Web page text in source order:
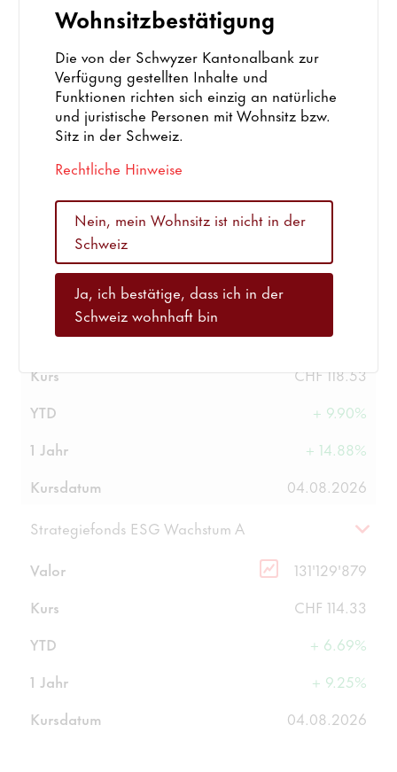
Kursdatum
Strategiefonds ESG Ausgewogen A
Valor
131'129'878
Kurs
YTD
Kursdatum
Strategiefonds ESG Kapitalgewinn A
Valor
131'129'880
Kurs
CHF 118.53
YTD
+ 9.90%
1 Jahr
+ 14.88%
Kursdatum
04.08.2026
Strategiefonds ESG Wachstum A
Valor
131'129'879
Kurs
CHF 114.33
YTD
+ 6.69%
1 Jahr
+ 9.25%
Kursdatum
04.08.2026
Wohnsitzbestätigung
Die von der Schwyzer Kantonalbank zur
Verfügung gestellten Inhalte und
Funktionen richten sich einzig an natürliche
und juristische Personen mit Wohnsitz bzw.
Sitz in der Schweiz.
Rechtliche Hinweise
Nein, mein Wohnsitz ist nicht in der
Schweiz
Ja, ich bestätige, dass ich in der
Schweiz wohnhaft bin